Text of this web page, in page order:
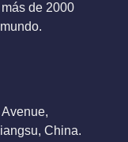
de 2000
China.